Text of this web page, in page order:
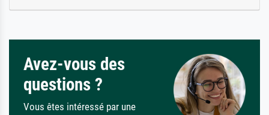
Avez-vous des
questions ?
Vous êtes intéressé par une